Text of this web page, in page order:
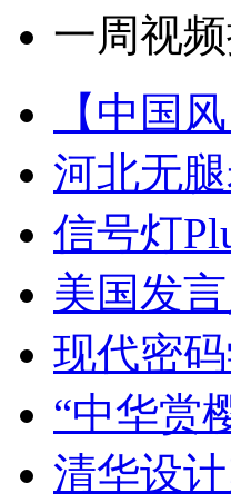
一周视
【中国
河北无
信号灯
美国发
现代密
“中华赏
清华设